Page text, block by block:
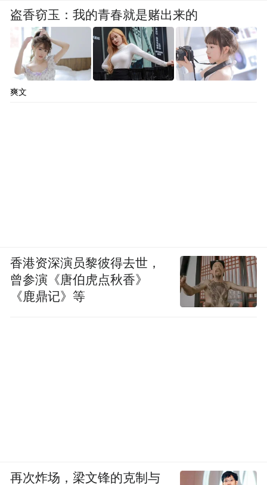
盗香窃玉：我的青春就是赌出来的
爽文
香港资深演员黎彼得去世，
曾参演《唐伯虎点秋香》
《鹿鼎记》等
再次炸场，梁文锋的克制与